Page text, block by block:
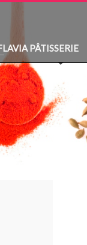
PÂTISSERIE